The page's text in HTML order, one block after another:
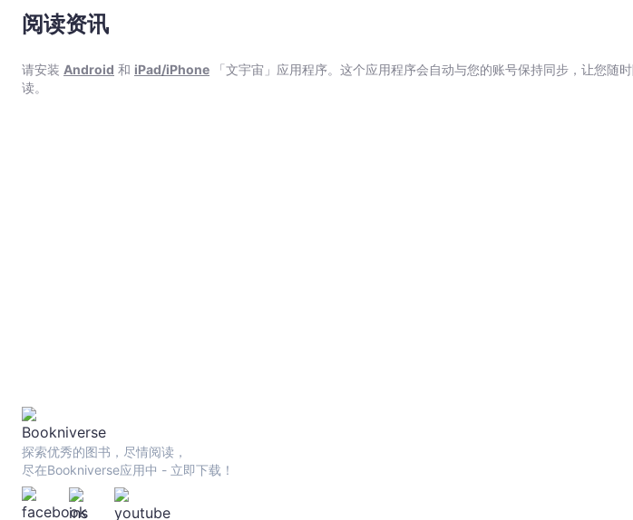
秋‧
赫
-
文
實驗與故事總覽：生物學與免疫學、社會學與文化史、品牌行銷到未來科技 ◌作者從心理學、認知神經科
領域的視角
阅读资讯
请安装 Android 和 iPad/iPhone 「文宇宙」应用程序。这个应用程序会自动与您的账号保持同步，让您随
读。
探索优秀的图书，尽情阅读，
尽在Bookniverse应用中 - 立即下载！